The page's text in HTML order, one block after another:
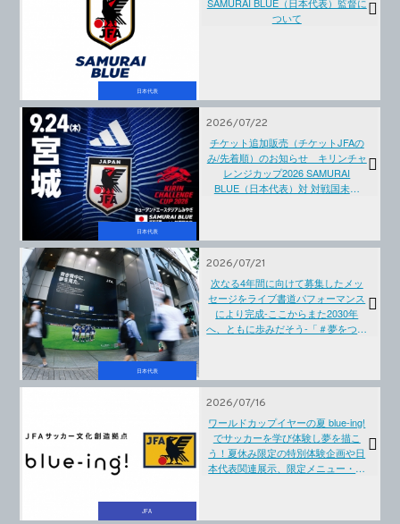
日本代表
ついて
日本代表
2026/07/22
チケット追加販売（チケットJFAの
み/先着順）のお知らせ キリンチャ
レンジカップ2026 SAMURAI
BLUE（日本代表）対 対戦国未定
日本代表
2026/07/21
次なる4年間に向けて募集したメッ
セージをライブ書道パフォーマンス
により完成-ここからまた2030年
へ、ともに歩みだそう-「＃夢をつな
JFA
2026/07/16
ワールドカップイヤーの夏 blue-ing!
でサッカーを学び体験し夢を描こ
う！夏休み限定の特別体験企画や日
本代表関連展示、限定メニュー・グ